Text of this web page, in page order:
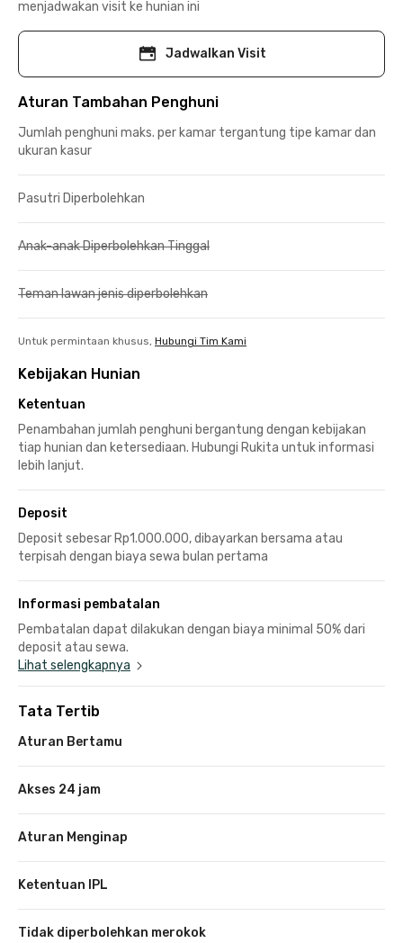
menjadwakan visit ke hunian ini
Jadwalkan Visit
Aturan Tambahan Penghuni
Jumlah penghuni maks. per kamar tergantung tipe kamar dan
ukuran kasur
Pasutri Diperbolehkan
Anak-anak Diperbolehkan Tinggal
Teman lawan jenis diperbolehkan
Untuk permintaan khusus, Hubungi Tim Kami
Kebijakan Hunian
Ketentuan
Penambahan jumlah penghuni bergantung dengan kebijakan
tiap hunian dan ketersediaan. Hubungi Rukita untuk informasi
lebih lanjut.
Deposit
Deposit sebesar Rp1.000.000, dibayarkan bersama atau
terpisah dengan biaya sewa bulan pertama
Informasi pembatalan
Pembatalan dapat dilakukan dengan biaya minimal 50% dari
deposit atau sewa.
Lihat selengkapnya
Tata Tertib
Aturan Bertamu
Akses 24 jam
Aturan Menginap
Ketentuan IPL
Tidak diperbolehkan merokok